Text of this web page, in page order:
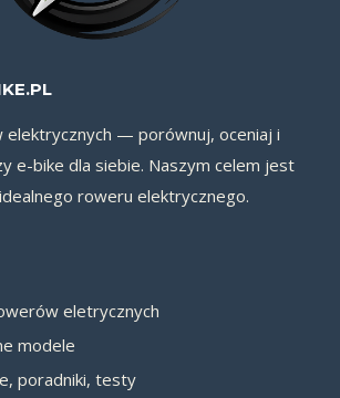
elektrycznych — porównuj, oceniaj i
e-bike dla siebie. Naszym celem jest
roweru elektrycznego.
eletrycznych
modele
poradniki, testy